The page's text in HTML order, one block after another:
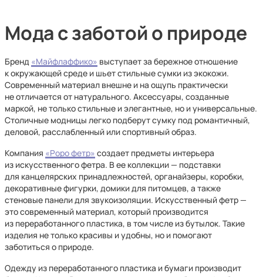
Мода с заботой о природе
Бренд «Майфлаффико» выступает за бережное отношение
к окружающей среде и шьет стильные сумки из экокожи.
Современный материал внешне и на ощупь практически
не отличается от натурального. Аксессуары, созданные
маркой, не только стильные и элегантные, но и универсальные.
Столичные модницы легко подберут сумку под романтичный,
деловой, расслабленный или спортивный образ.
Компания «Роро фетр» создает предметы интерьера
из искусственного фетра. В ее коллекции — подставки
для канцелярских принадлежностей, органайзеры, коробки,
декоративные фигурки, домики для питомцев, а также
стеновые панели для звукоизоляции. Искусственный фетр —
это современный материал, который производится
из переработанного пластика, в том числе из бутылок. Такие
изделия не только красивы и удобны, но и помогают
заботиться о природе.
Одежду из переработанного пластика и бумаги производит